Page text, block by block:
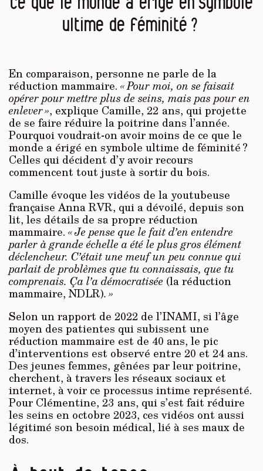
ultime de féminité ?
En comparaison, personne ne parle de la
réduction mammaire. « Pour moi, on se faisait
opérer pour mettre plus de seins, mais pas pour en
enlever », explique Camille, 22 ans, qui projette
de se faire réduire la poitrine dans l’année.
Pourquoi voudrait-on avoir moins de ce que le
monde a érigé en symbole ultime de féminité ?
Celles qui décident d’y avoir recours
commencent tout juste à sortir du bois.
Camille évoque les vidéos de la youtubeuse
française Anna RVR, qui a dévoilé, depuis son
lit, les détails de sa propre réduction
mammaire. « Je pense que le fait d’en entendre
parler à grande échelle a été le plus gros élément
déclencheur. C’était une meuf un peu connue qui
parlait de problèmes que tu connaissais, que tu
comprenais. Ça l’a démocratisée (la réduction
mammaire, NDLR). »
Selon un rapport de 2022 de l’INAMI, si l’âge
moyen des patientes qui subissent une
réduction mammaire est de 40 ans, le pic
d’interventions est observé entre 20 et 24 ans.
Des jeunes femmes, gênées par leur poitrine,
cherchent, à travers les réseaux sociaux et
internet, à voir ce processus intime représenté.
Pour Clémentine, 23 ans, qui s’est fait réduire
les seins en octobre 2023, ces vidéos ont aussi
légitimé son besoin médical, lié à ses maux de
dos.